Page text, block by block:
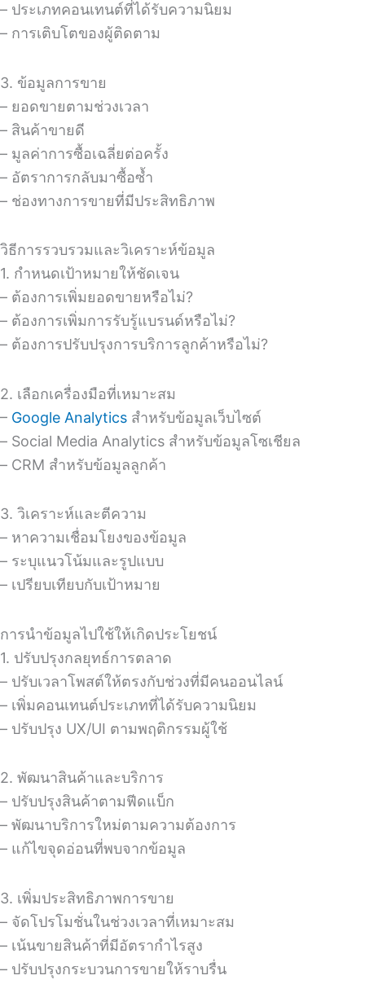
– ประเภทคอนเทนต์ที่ได้รับความนิยม
– การเติบโตของผู้ติดตาม
3. ข้อมูลการขาย
– ยอดขายตามช่วงเวลา
– สินค้าขายดี
– มูลค่าการซื้อเฉลี่ยต่อครั้ง
– อัตราการกลับมาซื้อซ้ำ
– ช่องทางการขายที่มีประสิทธิภาพ
วิธีการรวบรวมและวิเคราะห์ข้อมูล
1. กำหนดเป้าหมายให้ชัดเจน
– ต้องการเพิ่มยอดขายหรือไม่?
– ต้องการเพิ่มการรับรู้แบรนด์หรือไม่?
– ต้องการปรับปรุงการบริการลูกค้าหรือไม่?
2. เลือกเครื่องมือที่เหมาะสม
– Google Analytics สำหรับข้อมูลเว็บไซต์
– Social Media Analytics สำหรับข้อมูลโซเชียล
– CRM สำหรับข้อมูลลูกค้า
3. วิเคราะห์และตีความ
– หาความเชื่อมโยงของข้อมูล
– ระบุแนวโน้มและรูปแบบ
– เปรียบเทียบกับเป้าหมาย
การนำข้อมูลไปใช้ให้เกิดประโยชน์
1. ปรับปรุงกลยุทธ์การตลาด
– ปรับเวลาโพสต์ให้ตรงกับช่วงที่มีคนออนไลน์
– เพิ่มคอนเทนต์ประเภทที่ได้รับความนิยม
– ปรับปรุง UX/UI ตามพฤติกรรมผู้ใช้
2. พัฒนาสินค้าและบริการ
– ปรับปรุงสินค้าตามฟีดแบ็ก
– พัฒนาบริการใหม่ตามความต้องการ
– แก้ไขจุดอ่อนที่พบจากข้อมูล
3. เพิ่มประสิทธิภาพการขาย
– จัดโปรโมชั่นในช่วงเวลาที่เหมาะสม
– เน้นขายสินค้าที่มีอัตรากำไรสูง
– ปรับปรุงกระบวนการขายให้ราบรื่น